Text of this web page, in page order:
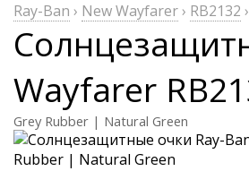
Ray-Ban › New Wayfarer› RB2132 ›
Wayfarer
Grey Rubber | Natural Green